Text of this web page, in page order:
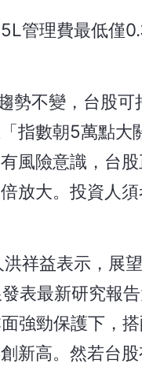
管理費最低僅
勢不變，台股
指數朝5萬點
風險意識，台
放大。投資人
祥益表示，展
表最新研究報
強勁保護下，
新高。然若台